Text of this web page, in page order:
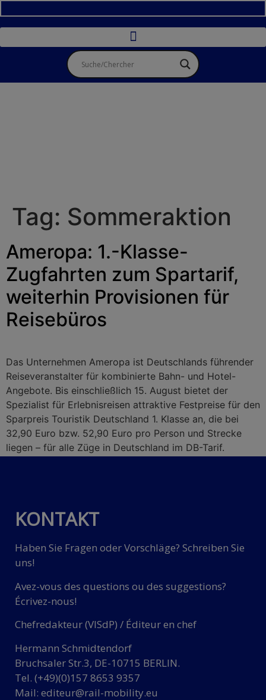
Tag: Sommeraktion
Ameropa: 1.-Klasse-
Zugfahrten zum Spartarif,
weiterhin Provisionen für
Reisebüros
Das Unternehmen Ameropa ist Deutschlands führender
Reiseveranstalter für kombinierte Bahn- und Hotel-
Angebote. Bis einschließlich 15. August bietet der
Spezialist für Erlebnisreisen attraktive Festpreise für den
Sparpreis Touristik Deutschland 1. Klasse an, die bei
32,90 Euro bzw. 52,90 Euro pro Person und Strecke
liegen – für alle Züge in Deutschland im DB-Tarif.
KONTAKT
Haben Sie Fragen oder Vorschläge? Schreiben Sie
uns!
Avez-vous des questions ou des suggestions?
Écrivez-nous!
Chefredakteur (VISdP) / Éditeur en chef
Hermann Schmidtendorf
Bruchsaler Str.3, DE-10715 BERLIN.
Tel. (+49)(0)157 8653 9357
Mail: editeur@rail-mobility.eu